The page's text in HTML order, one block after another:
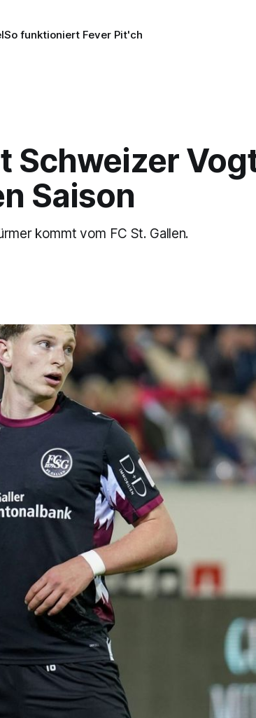
So funktioniert Fever Pit'ch
Schweizer
Saison
kommt vom FC St. Gallen.